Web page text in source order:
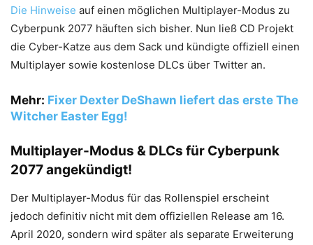
Die Hinweise auf einen möglichen Multiplayer-Modus zu
Cyberpunk 2077 häuften sich bisher. Nun ließ CD Projekt
die Cyber-Katze aus dem Sack und kündigte offiziell einen
Multiplayer sowie kostenlose DLCs über Twitter an.
Mehr: Fixer Dexter DeShawn liefert das erste The
Witcher Easter Egg!
Multiplayer-Modus & DLCs für Cyberpunk
2077 angekündigt!
Der Multiplayer-Modus für das Rollenspiel erscheint
jedoch definitiv nicht mit dem offiziellen Release am 16.
April 2020, sondern wird später als separate Erweiterung